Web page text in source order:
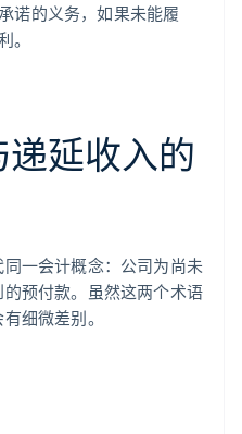
诺的义务，如果未能履
。
延收入的
一会计概念：公司为尚未
预付款。虽然这两个术语
细微差别。